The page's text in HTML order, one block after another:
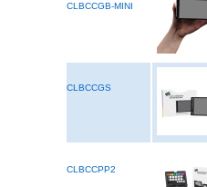
CLBCCGB-MINI
CLBCCGS
CLBCCPP2